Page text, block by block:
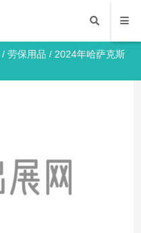
/劳保用品 / 2024年哈萨克斯